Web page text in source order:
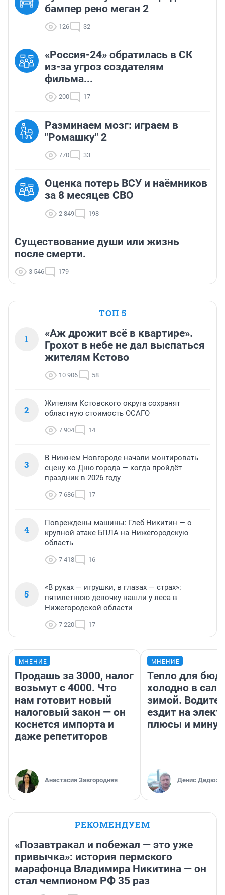
бампер рено меган 2
126 32
«Россия-24» обратилась в СК
из-за угроз создателям
фильма...
200 17
Разминаем мозг: играем в
"Ромашку" 2
770 33
Оценка потерь ВСУ и наёмников
за 8 месяцев СВО
2 849 198
Существование души или жизнь
после смерти.
3 546 179
ТОП 5
1
«Аж дрожит всё в квартире».
Грохот в небе не дал выспаться
жителям Кстово
10 906 58
2
Жителям Кстовского округа сохранят
областную стоимость ОСАГО
7 904 14
3
В Нижнем Новгороде начали монтировать
сцену ко Дню города — когда пройдёт
праздник в 2026 году
7 686 17
4
Повреждены машины: Глеб Никитин — о
крупной атаке БПЛА на Нижегородскую
область
7 418 16
5
«В руках — игрушки, в глазах — страх»:
пятилетнюю девочку нашли у леса в
Нижегородской области
7 220 17
МНЕНИЕ
Продашь за 3000, налог
возьмут с 4000. Что
нам готовит новый
налоговый закон — он
коснется импорта и
даже репетиторов
Анастасия Завгородняя
МНЕНИЕ
Тепло для
холодно в
зимой.
ездит на
плюсы и
Денис
РЕКОМЕНДУЕМ
«Позавтракал и побежал — это уже
привычка»: история пермского
марафонца Владимира Никитина — он
стал чемпионом РФ 35 раз